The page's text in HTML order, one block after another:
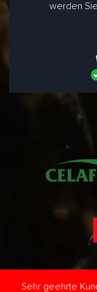
werden
Sehr geehrte